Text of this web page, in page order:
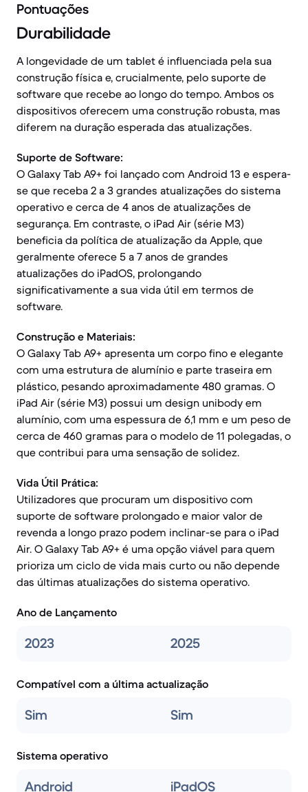
Pontuações
Durabilidade
A longevidade de um tablet é influenciada pela sua
construção física e, crucialmente, pelo suporte de
software que recebe ao longo do tempo. Ambos os
dispositivos oferecem uma construção robusta, mas
diferem na duração esperada das atualizações.
Suporte de Software:
O Galaxy Tab A9+ foi lançado com Android 13 e espera-
se que receba 2 a 3 grandes atualizações do sistema
operativo e cerca de 4 anos de atualizações de
segurança. Em contraste, o iPad Air (série M3)
beneficia da política de atualização da Apple, que
geralmente oferece 5 a 7 anos de grandes
atualizações do iPadOS, prolongando
significativamente a sua vida útil em termos de
software.
Construção e Materiais:
O Galaxy Tab A9+ apresenta um corpo fino e elegante
com uma estrutura de alumínio e parte traseira em
plástico, pesando aproximadamente 480 gramas. O
iPad Air (série M3) possui um design unibody em
alumínio, com uma espessura de 6,1 mm e um peso de
cerca de 460 gramas para o modelo de 11 polegadas, o
que contribui para uma sensação de solidez.
Vida Útil Prática:
Utilizadores que procuram um dispositivo com
suporte de software prolongado e maior valor de
revenda a longo prazo podem inclinar-se para o iPad
Air. O Galaxy Tab A9+ é uma opção viável para quem
prioriza um ciclo de vida mais curto ou não depende
das últimas atualizações do sistema operativo.
Ano de Lançamento
2023 2025
Compatível com a última actualização
Sim Sim
Sistema operativo
Android iPadOS